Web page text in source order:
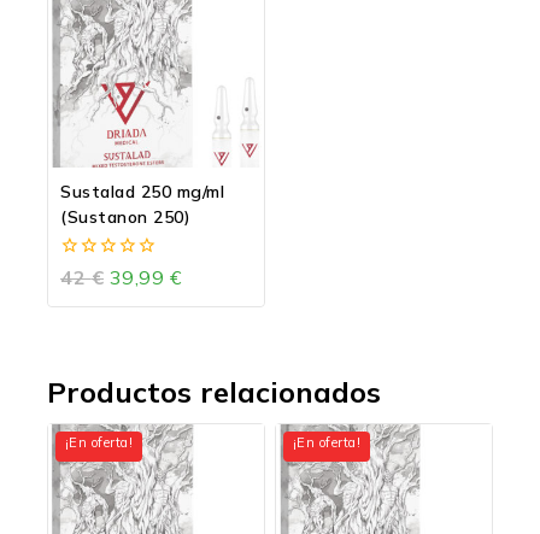
Sustalad 250 mg/ml
(Sustanon 250)
0
de
5
42€ 39,99 €
Productos relacionados
¡En oferta! ¡En oferta!